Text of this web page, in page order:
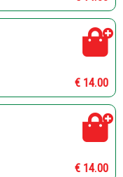
€ 14.00
€ 14.00